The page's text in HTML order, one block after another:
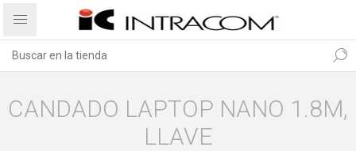
CANDADO LAPTOP NANO 1.8M,
LLAVE